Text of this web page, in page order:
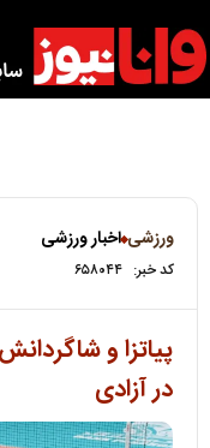
ورزشی اخبار ورزشی
کد خبر: ۶۵۸۰۴۴
پیاتزا و
در آزادی